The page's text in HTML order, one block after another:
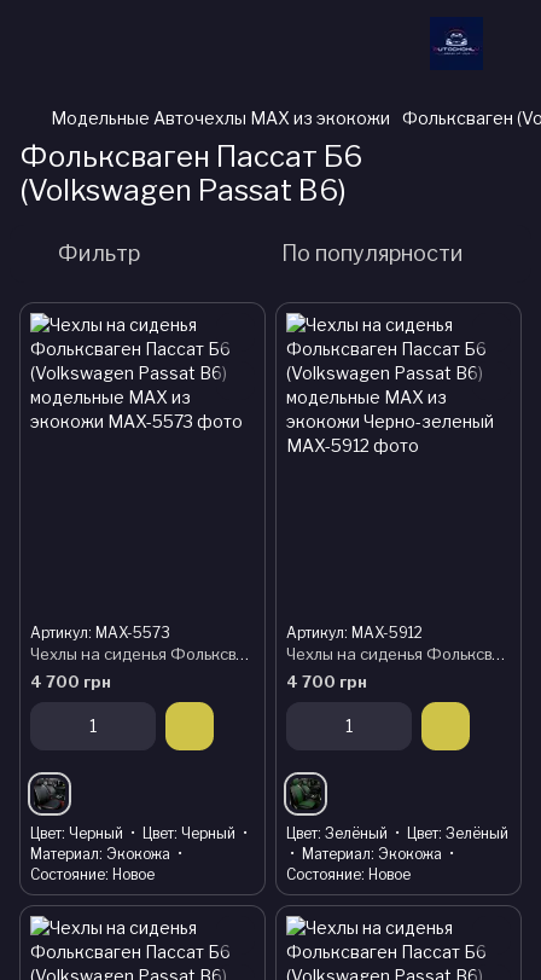
Модельные Авточехлы MAX из экокожи Фольксваген
Фольксваген Пассат Б6
(Volkswagen Passat B6)
Фильтр По популярности
Артикул: MAX-5573
Чехлы на сиденья Фольксваген Пассат Б6 (Volkswagen Passat B6) модельные MAX из экокожи
4 700 грн
Цвет Черный Цвет Черный
Материал Экокожа
Состояние Новое
Артикул: MAX-5912
Чехлы на сиденья Фольксваген Пассат Б6 (Volkswagen Passat B6) модельные MAX из экокожи Черно-зеленый
4 700 грн
Цвет Зелёный Цвет Зелёный
Материал Экокожа
Состояние Новое